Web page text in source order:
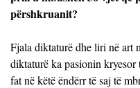
përshkruanit?
Fjala diktaturë dhe liri në art
diktaturë ka pasionin kryesor
fat në këtë ëndërr të saj të